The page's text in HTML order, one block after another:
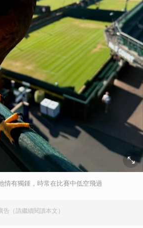
情有獨鍾，時常在比賽中低空飛過
告（請繼續閱讀本文）